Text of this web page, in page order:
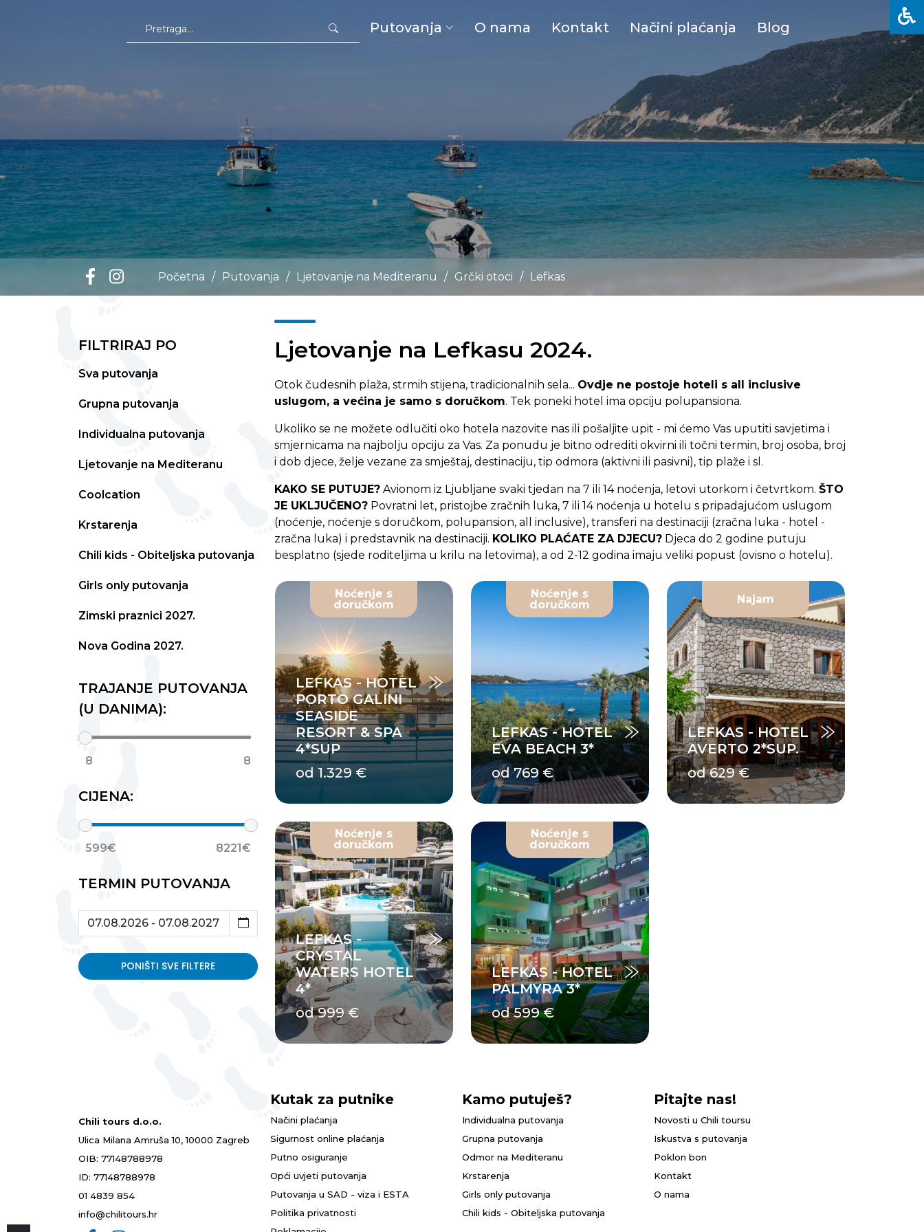
Putovanja O nama Kontakt Načini plaćanja Blog
Početna / Putovanja / Ljetovanje na Mediteranu / Grčki otoci / Lefkas
FILTRIRAJ PO
Sva putovanja
Grupna putovanja
Individualna putovanja
Ljetovanje na Mediteranu
Coolcation
Krstarenja
Chili kids - Obiteljska putovanja
Girls only putovanja
Zimski praznici 2027.
Nova Godina 2027.
TRAJANJE PUTOVANJA
(U DANIMA):
8 8
CIJENA:
599€ 8221€
TERMIN PUTOVANJA
PONIŠTI SVE FILTERE
Ljetovanje na Lefkasu 2024.
Otok čudesnih plaža, strmih stijena, tradicionalnih sela... Ovdje ne postoje hoteli s all inclusive
uslugom, a većina je samo s doručkom. Tek poneki hotel ima opciju polupansiona.
Ukoliko se ne možete odlučiti oko hotela nazovite nas ili pošaljite upit - mi ćemo Vas uputiti savjetima i
smjernicama na najbolju opciju za Vas. Za ponudu je bitno odrediti okvirni ili točni termin, broj osoba, broj
i dob djece, želje vezane za smještaj, destinaciju, tip odmora (aktivni ili pasivni), tip plaže i sl.
KAKO SE PUTUJE? Avionom iz Ljubljane svaki tjedan na 7 ili 14 noćenja, letovi utorkom i četvrtkom. ŠTO
JE UKLJUČENO? Povratni let, pristojbe zračnih luka, 7 ili 14 noćenja u hotelu s pripadajućom uslugom
(noćenje, noćenje s doručkom, polupansion, all inclusive), transferi na destinaciji (zračna luka - hotel -
zračna luka) i predstavnik na destinaciji. KOLIKO PLAĆATE ZA DJECU? Djeca do 2 godine putuju
besplatno (sjede roditeljima u krilu na letovima), a od 2-12 godina imaju veliki popust (ovisno o hotelu).
Noćenje s
doručkom
LEFKAS - HOTEL
PORTO GALINI
SEASIDE
RESORT & SPA
4*SUP
od 1.329 €
Noćenje s
doručkom
LEFKAS - HOTEL
EVA BEACH 3*
od 769 €
Najam
LEFKAS - HOTEL
AVERTO 2*SUP.
od 629 €
Noćenje s
doručkom
LEFKAS -
CRYSTAL
WATERS HOTEL
4*
od 999 €
Noćenje s
doručkom
LEFKAS - HOTEL
PALMYRA 3*
od 599 €
Chili tours d.o.o.
Ulica Milana Amruša 10, 10000 Zagreb
OIB: 77148788978
ID: 77148788978
01 4839 854
info@chilitours.hr
Kutak za putnike
Načini plaćanja
Sigurnost online plaćanja
Putno osiguranje
Opći uvjeti putovanja
Putovanja u SAD - viza i ESTA
Politika privatnosti
Kamo putuješ?
Individualna putovanja
Grupna putovanja
Odmor na Mediteranu
Krstarenja
Girls only putovanja
Chili kids - Obiteljska putovanja
Pitajte nas!
Novosti u Chili toursu
Iskustva s putovanja
Poklon bon
Kontakt
O nama